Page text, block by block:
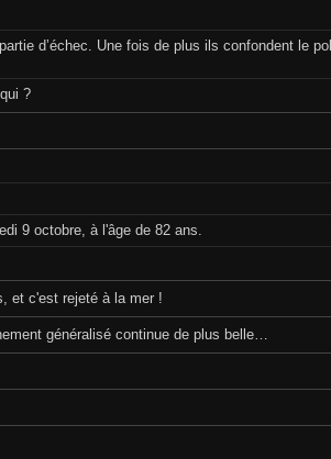
d’échec. Une fois de plus ils confondent le
?
9 octobre, à l'âge de 82 ans.
et c'est rejeté à la mer !
généralisé continue de plus belle…